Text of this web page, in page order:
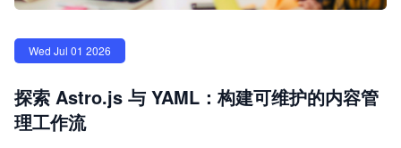
Wed Jul 01 2026
探索 Astro.js 与 YAML：构建可维护的内容管
理工作流